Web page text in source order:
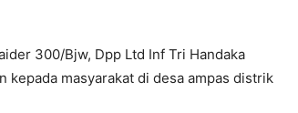
300/Bjw, Dpp Ltd Inf Tri Handaka
kepada masyarakat di desa ampas distrik